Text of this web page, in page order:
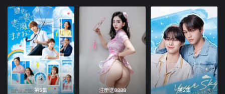
第5集 注册送8888 第2集